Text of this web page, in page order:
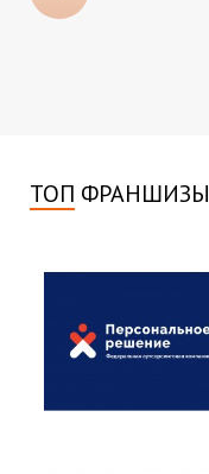
ТОП ФРАНШИЗЫ